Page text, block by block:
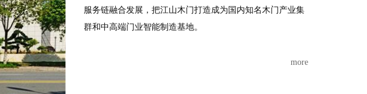
服务链融合发展，把江山木门打造成为国内知名木门产业集
群和中高端门业智能制造基地。
more